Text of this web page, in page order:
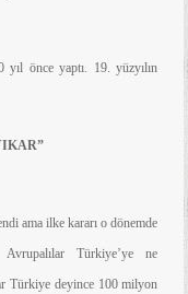
önce yaptı. 19. yüzyılın
ama ilke kararı o dönemde
Türkiye’ye ne
Türkiye deyince 100 milyon